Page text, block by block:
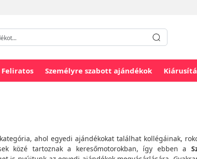
Feliratos Személyre szabott ajándékok
ahol egyedi ajándékokat találhat kollégáinak,
közé tartoznak a keresőmotorokban, így ebben a